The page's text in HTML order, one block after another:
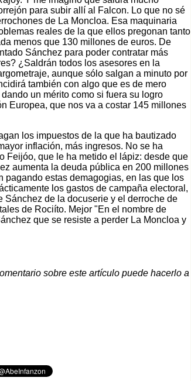
para subir allí al Falcon. Lo que no sé
de La Moncloa. Esa maquinaria
reales de la que ellos pregonan tanto
menos que 130 millones de euros. De
Sánchez para poder contratar más
¿Saldrán todos los asesores en la
aunque sólo salgan a minuto por
también con algo que es de mero
un mérito como si fuera su logro
Europea, que nos va a costar 145 millones
los impuestos de la que ha bautizado
inflación, más ingresos. No se ha
Feijóo, que le ha metido el lápiz: desde que
aumenta la deuda pública en 200 millones
pagando estas demagogias, en las que los
los gastos de campaña electoral,
Sánchez de la docuserie y el derroche de
de Rociíto. Mejor "En el nombre de
que se resiste a perder La Moncloa y
sobre este artículo puede hacerlo a